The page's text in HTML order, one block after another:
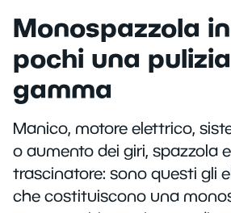
Monospazzola
pochi una
gamma
Manico, motore elettrico,
o aumento dei giri, spazzola
trascinatore: sono questi gli
che costituiscono una